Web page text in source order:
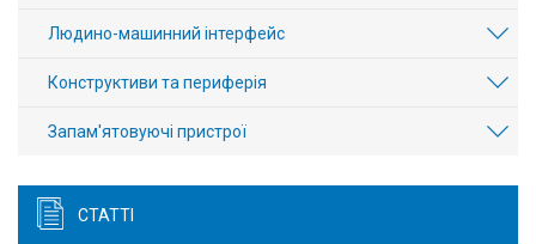
Людино-машинний інтерфейс
Конструктиви та периферія
Запам'ятовуючі пристрої
СТАТТІ